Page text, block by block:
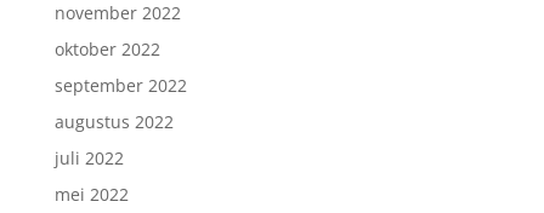
november 2022
oktober 2022
september 2022
augustus 2022
juli 2022
mei 2022